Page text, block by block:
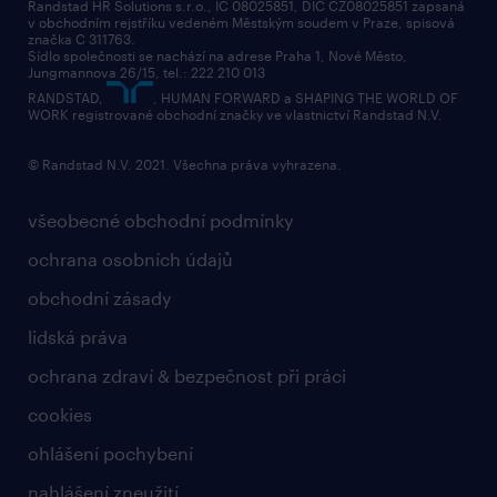
přidej se k nám
kontakty & pobočky
bezpečnostní politika
všeobecné obchodní podmínky
ochrana osobních údajů
obchodní zásady
lidská práva
ochrana zdraví & bezpečnost při práci
cookies
ohlášení pochybení
nahlášení zneužití
Randstad HR Solutions s.r.o., IČ 08025851, DIČ CZ08025851 zapsaná
v obchodním rejstříku vedeném Městským soudem v Praze, spisová
značka C 311763.
Sídlo společnosti se nachází na adrese Praha 1, Nové Město,
Jungmannova 26/15, tel.: 222 210 013
RANDSTAD,
, HUMAN FORWARD a SHAPING THE WORLD OF
WORK registrované obchodní značky ve vlastnictví Randstad N.V.
© Randstad N.V. 2021. Všechna práva vyhrazena.